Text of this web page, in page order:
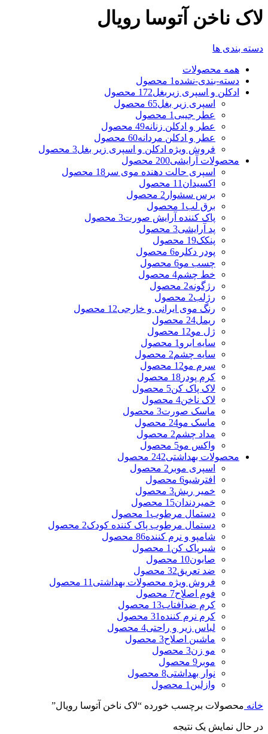
لاک ناخن آتوسا رویال
دسته بندی ها
همه محصولات
دسته-بندی-نشده 1 محصول
ادکلن و اسپری زیربغل172 محصول
اسپری زیر بغل65 محصول
عطر جیبی 1 محصول
عطر و ادکلن زنانه49 محصول
عطر و ادکلن مردانه60 محصول
فروش ویژه ادکلن و اسپری زیر بغل3 محصول
محصولات آرایشی200 محصول
اسپری حالت دهنده موی سر 18 محصول
اکسیدان 11 محصول
برس سشوار 2 محصول
برق لب 1 محصول
پاک کننده آرایش صورت3 محصول
پد آرایشی3 محصول
پنکک19 محصول
پودر دکلره6 محصول
چسب مو6 محصول
خط چشم4 محصول
رژگونه2 محصول
رژلب2 محصول
رنگ موی ایرانی و خارجی12 محصول
ریمل24 محصول
ژل مو12 محصول
سایه ابرو 1 محصول
سایه چشم2 محصول
سرم مو12 محصول
کرم پودر 18 محصول
لاک پاک کن5 محصول
لاک ناخن4 محصول
ماسک صورت3 محصول
ماسک مو24 محصول
مداد چشم2 محصول
واکس مو5 محصول
محصولات بهداشتی242 محصول
اسپری موبر 2 محصول
افترشیو6 محصول
خمیر ریش3 محصول
خمیردندان15 محصول
دستمال مرطوب 1 محصول
دستمال مرطوب پاک کننده کودک2 محصول
شامپو و نرم کننده86 محصول
شیرپاک کن 1 محصول
صابون10 محصول
ضد تعریق32 محصول
فروش ویژه محصولات بهداشتی 11 محصول
فوم اصلاح7 محصول
کرم ضدآفتاب13 محصول
کرم نرم کننده 31 محصول
لباس زیر و راحتی4 محصول
ماشین اصلاح3 محصول
مو زن3 محصول
موبر 9 محصول
نوار بهداشتی8 محصول
وازلین 1 محصول
خانه محصولات برچسب خورده “لاک ناخن آتوسا رویال”
در حال نمایش یک نتیجه